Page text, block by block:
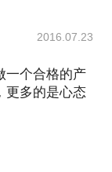
2016.07.23
一个合格的产
更多的是心态